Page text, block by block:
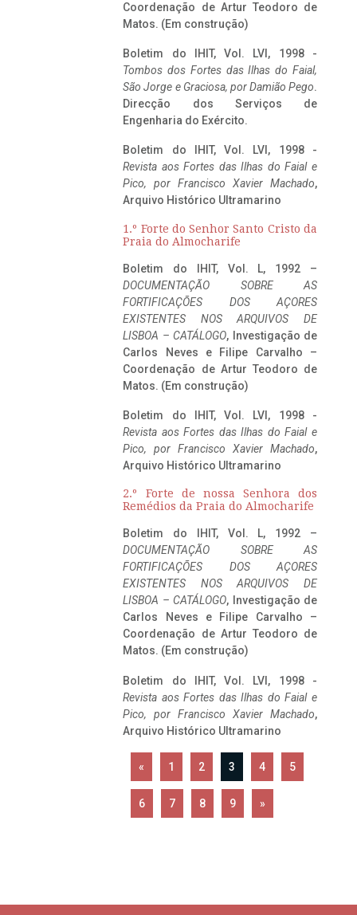
Coordenação de Artur Teodoro de
Matos. (Em construção)
Boletim do IHIT, Vol. LVI, 1998 -
Tombos dos Fortes das Ilhas do Faial,
São Jorge e Graciosa, por Damião Pego.
Direcção dos Serviços de
Engenharia do Exército.
Boletim do IHIT, Vol. LVI, 1998 -
Revista aos Fortes das Ilhas do Faial e
Pico, por Francisco Xavier Machado,
Arquivo Histórico Ultramarino
1.º Forte do Senhor Santo Cristo da
Praia do Almocharife
Boletim do IHIT, Vol. L, 1992 –
DOCUMENTAÇÃO SOBRE AS
FORTIFICAÇÕES DOS AÇORES
EXISTENTES NOS ARQUIVOS DE
LISBOA – CATÁLOGO, Investigação de
Carlos Neves e Filipe Carvalho –
Coordenação de Artur Teodoro de
Matos. (Em construção)
Boletim do IHIT, Vol. LVI, 1998 -
Revista aos Fortes das Ilhas do Faial e
Pico, por Francisco Xavier Machado,
Arquivo Histórico Ultramarino
2.º Forte de nossa Senhora dos
Remédios da Praia do Almocharife
Boletim do IHIT, Vol. L, 1992 –
DOCUMENTAÇÃO SOBRE AS
FORTIFICAÇÕES DOS AÇORES
EXISTENTES NOS ARQUIVOS DE
LISBOA – CATÁLOGO, Investigação de
Carlos Neves e Filipe Carvalho –
Coordenação de Artur Teodoro de
Matos. (Em construção)
Boletim do IHIT, Vol. LVI, 1998 -
Revista aos Fortes das Ilhas do Faial e
Pico, por Francisco Xavier Machado,
Arquivo Histórico Ultramarino
« 1 2 3 4 5
6 7 8 9 »